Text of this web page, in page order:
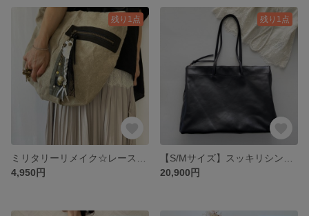
残り1点
4,950円
残り1点
20,900円